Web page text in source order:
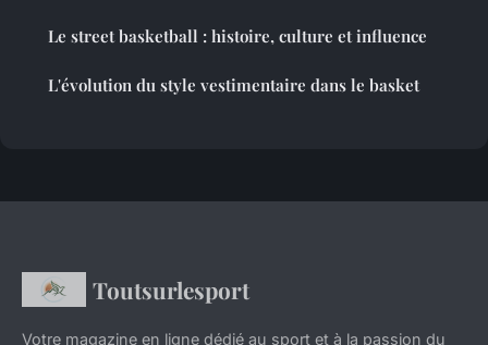
Le street basketball : histoire, culture et influence
L'évolution du style vestimentaire dans le basket
Toutsurlesport
Votre magazine en ligne dédié au sport et à la passion du